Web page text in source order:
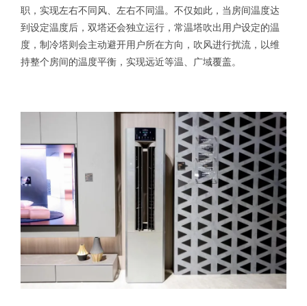
职，实现左右不同风、左右不同温。不仅如此，当房间温度达
到设定温度后，双塔还会独立运行，常温塔吹出用户设定的温
度，制冷塔则会主动避开用户所在方向，吹风进行扰流，以维
持整个房间的温度平衡，实现远近等温、广域覆盖。